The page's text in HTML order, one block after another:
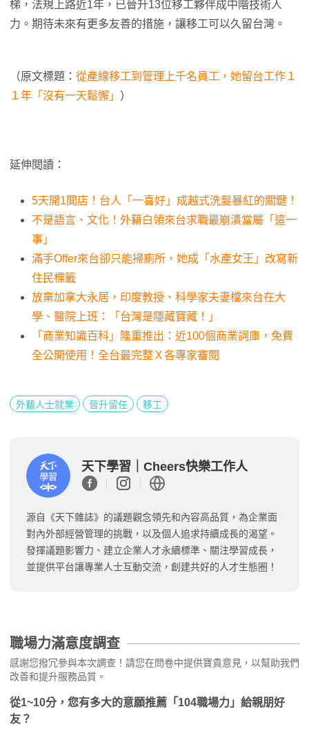
梯，法規上路近1年，已晉升13位移工夥伴成中階技術人
力。期待未來有更多友善的措施，讓移工可以久留台灣。
（原文標題： 從產線移工到管理上千名員工，她留台工作１
１年「沒有一天鬆懈」 ）
延伸閱讀：
5天開1間店！台人「一喜好」成越式洗髮暴紅的關鍵！
不是語言、文化！外籍白領來台求職最崩潰當屬「這一
事」
滿手Offer來台卻只能掃廁所，她成「水產女王」改寫新
住民標籤
放棄加拿大永居，印度教授、科學家夫妻檔來台在大
學、醫院上班：「台灣是隱藏寶藏！」
「商業知識百科」隆重推出：近100個商業詞庫，免費
全公開使用！全台最完整Ｘ各專家審閱
外籍人士就業 晉升留任 移工
天下學習｜Cheers快樂工作人
源自《天下雜誌》的議題觀念領先和內容高品質，為企業面
對內外部經營管理的挑戰，以及個人追求持續成長的渴望。
發揮議題影響力、建立企業人才永續標準、關注學習成長，
並提供平台讓專業人士互動交流，創建共好的人才生態圈！
職場力滿意度調查
感謝您撥冗參與本次調查！請您在問卷中提供寶貴意見，以幫助我們
改善和提升服務品質。
從1~10分，您有多大的意願推薦「104職場力」給親朋好
友？